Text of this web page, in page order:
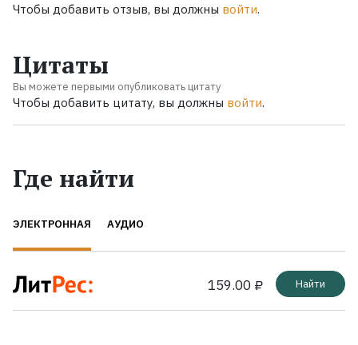
Чтобы добавить отзыв, вы должны войти.
Цитаты
Вы можете первыми опубликовать цитату
Чтобы добавить цитату, вы должны войти.
Где найти
ЭЛЕКТРОННАЯ АУДИО
159.00 ₽ Найти